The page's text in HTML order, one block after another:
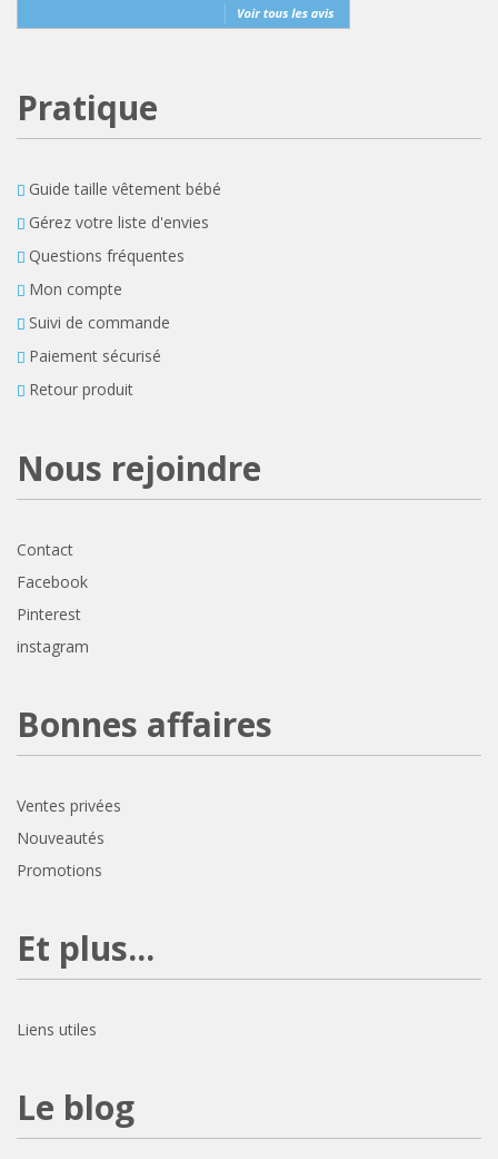
Pratique
Guide taille vêtement bébé
Gérez votre liste d'envies
Questions fréquentes
Mon compte
Suivi de commande
Paiement sécurisé
Retour produit
Nous rejoindre
Contact
Facebook
Pinterest
instagram
Bonnes affaires
Ventes privées
Nouveautés
Promotions
Et plus...
Liens utiles
Le blog